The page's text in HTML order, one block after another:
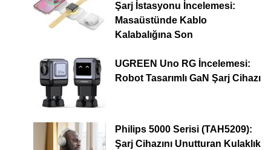
Şarj İstasyonu İncelemesi:
Masaüstünde Kablo
Kalabalığına Son
UGREEN Uno RG İncelemesi:
Robot Tasarımlı GaN Şarj Cihazı
Philips 5000 Serisi (TAH5209):
Şarj Cihazını Unutturan Kulaklık